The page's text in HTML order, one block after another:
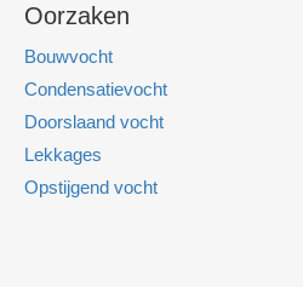
Oorzaken
Bouwvocht
Condensatievocht
Doorslaand vocht
Lekkages
Opstijgend vocht